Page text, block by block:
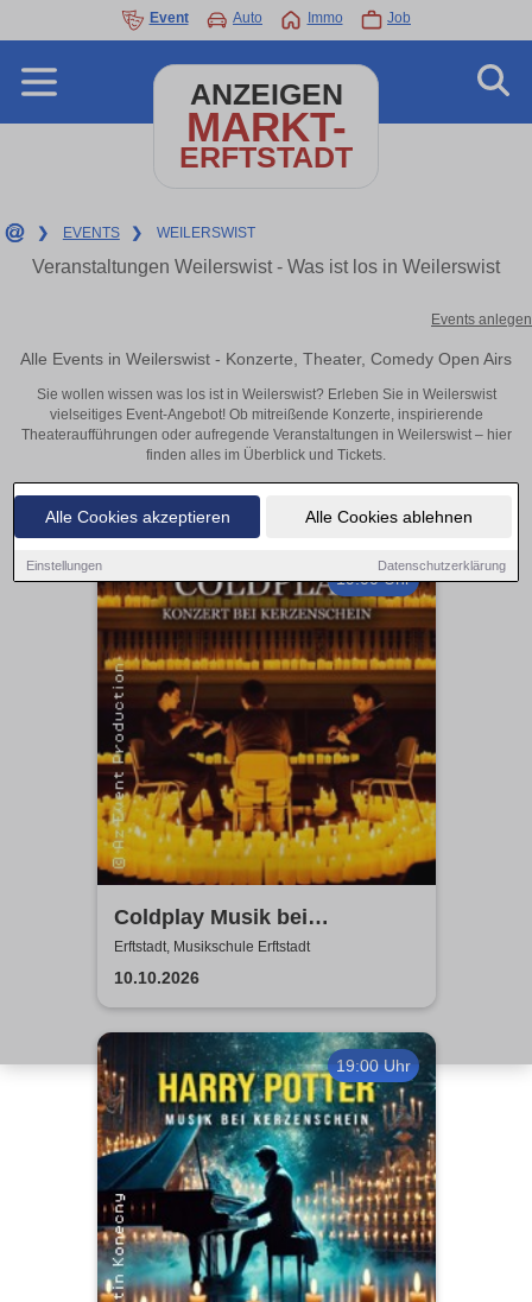
Alle Cookies akzeptieren Alle Cookies ablehnen
Einstellungen Datenschutzerklärung
Event Auto Immo Job
ANZEIGEN
MARKT-
ERFTSTADT
❯ EVENTS ❯ WEILERSWIST
Veranstaltungen Weilerswist - Was ist los in Weilerswist
Events anlegen
Alle Events in Weilerswist - Konzerte, Theater, Comedy Open Airs
Sie wollen wissen was los ist in Weilerswist? Erleben Sie in Weilerswist
vielseitiges Event-Angebot! Ob mitreißende Konzerte, inspirierende
Theateraufführungen oder aufregende Veranstaltungen in Weilerswist – hier
finden alles im Überblick und Tickets.
19:00 Uhr
Coldplay Musik bei
Kerzenschein
Erftstadt, Musikschule Erftstadt
10.10.2026
19:00 Uhr